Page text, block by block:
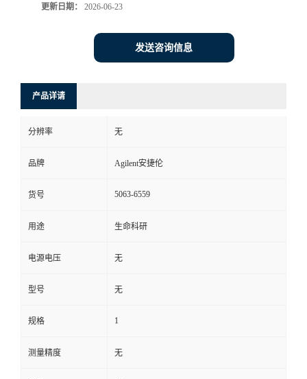
更新日期： 2026-06-23
发送咨询信息
产品详请
分辨率 无
品牌 Agilent安捷伦
货号 5063-6559
用途 生命科研
电源电压 无
型号 无
规格 1
测量精度 无